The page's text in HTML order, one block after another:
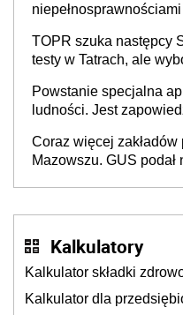
TOPR szuka następcy
testy w Tatrach, ale
Powstanie specjalna
ludności. Jest
Coraz więcej zakładów
Mazowszu. GUS podał
Kalkulatory
Kalkulator składki
Kalkulator dla